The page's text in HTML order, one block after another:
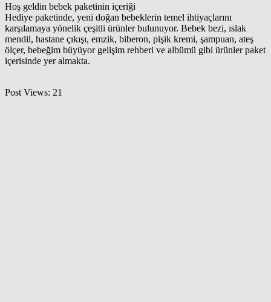
Hoş geldin bebek paketinin içeriği
Hediye paketinde, yeni doğan bebeklerin temel ihtiyaçlarını
karşılamaya yönelik çeşitli ürünler bulunuyor. Bebek bezi, ıslak
mendil, hastane çıkışı, emzik, biberon, pişik kremi, şampuan, ateş
ölçer, bebeğim büyüyor gelişim rehberi ve albümü gibi ürünler paket
içerisinde yer almakta.
Post Views: 21